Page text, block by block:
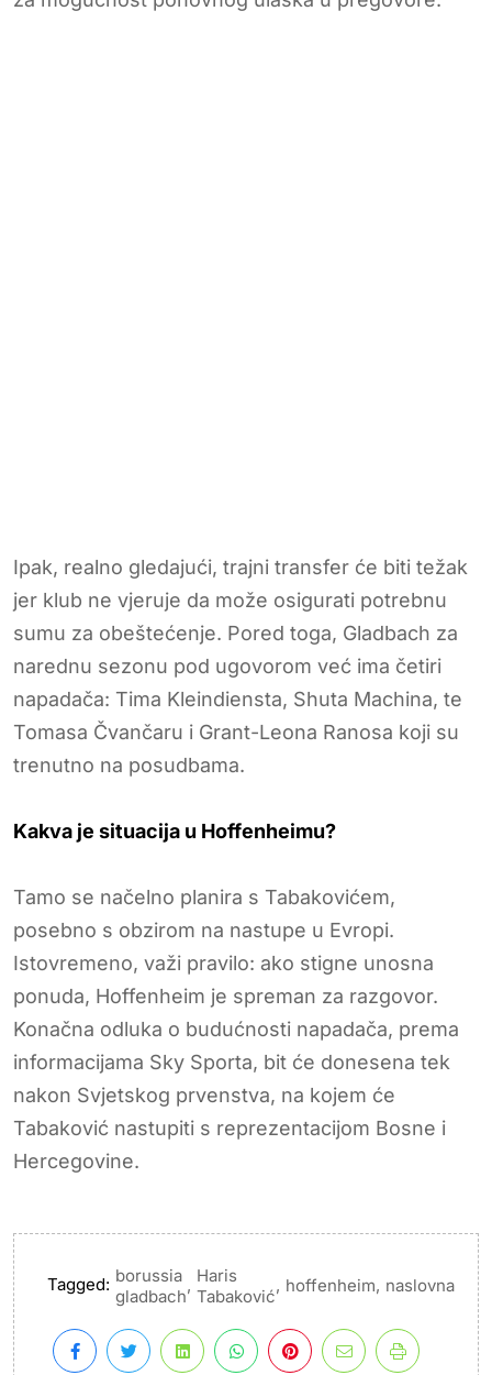
Ipak, realno gledajući, trajni transfer će biti težak
jer klub ne vjeruje da može osigurati potrebnu
sumu za obeštećenje. Pored toga, Gladbach za
narednu sezonu pod ugovorom već ima četiri
napadača: Tima Kleindiensta, Shuta Machina, te
Tomasa Čvančaru i Grant-Leona Ranosa koji su
trenutno na posudbama.
Kakva je situacija u Hoffenheimu?
Tamo se načelno planira s Tabakovićem,
posebno s obzirom na nastupe u Evropi.
Istovremeno, važi pravilo: ako stigne unosna
ponuda, Hoffenheim je spreman za razgovor.
Konačna odluka o budućnosti napadača, prema
informacijama Sky Sporta, bit će donesena tek
nakon Svjetskog prvenstva, na kojem će
Tabaković nastupiti s reprezentacijom Bosne i
Hercegovine.
Tagged: borussia
gladbach
, Haris
Tabaković
, hoffenheim, naslovna